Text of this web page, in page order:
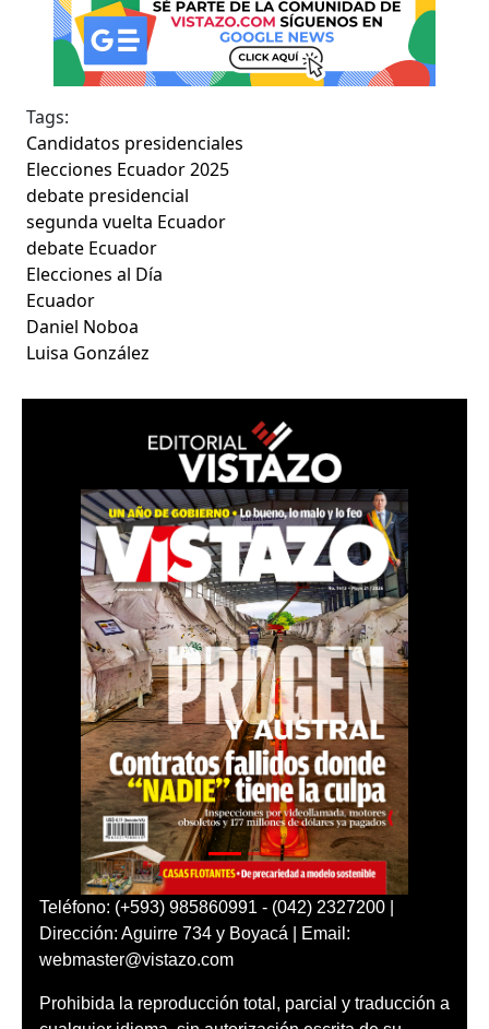
Tags:
Candidatos presidenciales
Elecciones Ecuador 2025
debate presidencial
segunda vuelta Ecuador
debate Ecuador
Elecciones al Día
Ecuador
Daniel Noboa
Luisa González
Teléfono: (+593) 985860991 - (042) 2327200 |
Dirección: Aguirre 734 y Boyacá | Email:
webmaster@vistazo.com
Prohibida la reproducción total, parcial y traducción a